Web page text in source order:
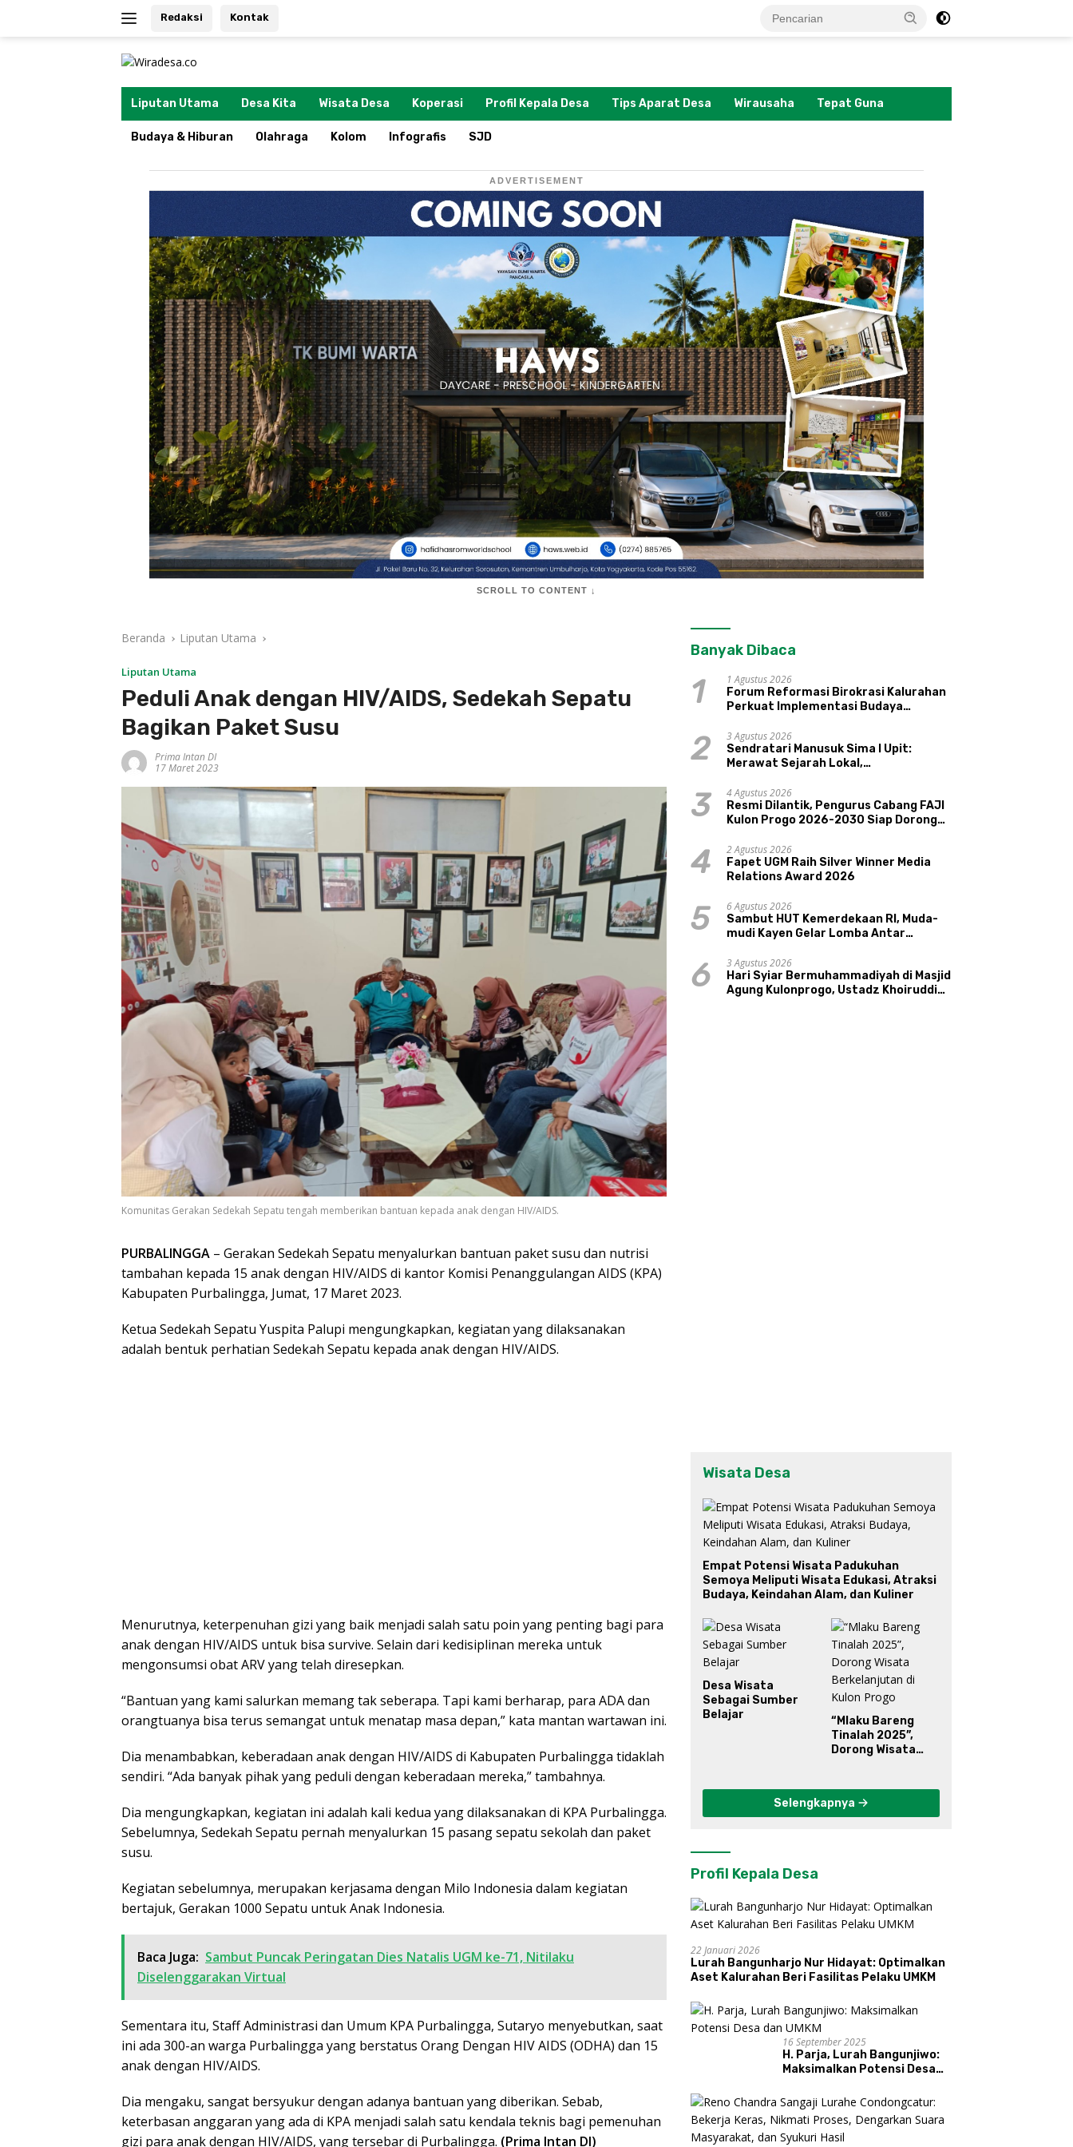
Redaksi Kontak
Liputan Utama Desa Kita Wisata Desa Koperasi Profil Kepala Desa Tips Aparat Desa Wirausaha Tepat Guna
Budaya & Hiburan Olahraga Kolom Infografis SJD
ADVERTISEMENT
SCROLL TO CONTENT ↓
Beranda Liputan Utama
Liputan Utama
Peduli Anak dengan HIV/AIDS, Sedekah Sepatu
Bagikan Paket Susu
Prima Intan DI
17 Maret 2023
Komunitas Gerakan Sedekah Sepatu tengah memberikan bantuan kepada anak dengan HIV/AIDS.
PURBALINGGA – Gerakan Sedekah Sepatu menyalurkan bantuan paket susu dan nutrisi
tambahan kepada 15 anak dengan HIV/AIDS di kantor Komisi Penanggulangan AIDS (KPA)
Kabupaten Purbalingga, Jumat, 17 Maret 2023.
Ketua Sedekah Sepatu Yuspita Palupi mengungkapkan, kegiatan yang dilaksanakan
adalah bentuk perhatian Sedekah Sepatu kepada anak dengan HIV/AIDS.
Menurutnya, keterpenuhan gizi yang baik menjadi salah satu poin yang penting bagi para
anak dengan HIV/AIDS untuk bisa survive. Selain dari kedisiplinan mereka untuk
mengonsumsi obat ARV yang telah diresepkan.
“Bantuan yang kami salurkan memang tak seberapa. Tapi kami berharap, para ADA dan
orangtuanya bisa terus semangat untuk menatap masa depan,” kata mantan wartawan ini.
Dia menambabkan, keberadaan anak dengan HIV/AIDS di Kabupaten Purbalingga tidaklah
sendiri. “Ada banyak pihak yang peduli dengan keberadaan mereka,” tambahnya.
Dia mengungkapkan, kegiatan ini adalah kali kedua yang dilaksanakan di KPA Purbalingga.
Sebelumnya, Sedekah Sepatu pernah menyalurkan 15 pasang sepatu sekolah dan paket
susu.
Kegiatan sebelumnya, merupakan kerjasama dengan Milo Indonesia dalam kegiatan
bertajuk, Gerakan 1000 Sepatu untuk Anak Indonesia.
Baca Juga: Sambut Puncak Peringatan Dies Natalis UGM ke-71, Nitilaku
Diselenggarakan Virtual
Sementara itu, Staff Administrasi dan Umum KPA Purbalingga, Sutaryo menyebutkan, saat
ini ada 300-an warga Purbalingga yang berstatus Orang Dengan HIV AIDS (ODHA) dan 15
anak dengan HIV/AIDS.
Dia mengaku, sangat bersyukur dengan adanya bantuan yang diberikan. Sebab,
keterbasan anggaran yang ada di KPA menjadi salah satu kendala teknis bagi pemenuhan
gizi para anak dengan HIV/AIDS, yang tersebar di Purbalingga. (Prima Intan DI)
Banyak Dibaca
1
1 Agustus 2026
Forum Reformasi Birokrasi Kalurahan
Perkuat Implementasi Budaya
Kepamongan DIY
2
3 Agustus 2026
Sendratari Manusuk Sima I Upit:
Merawat Sejarah Lokal,
Pariwisata, dan Ekologi Klaten
3
4 Agustus 2026
Resmi Dilantik, Pengurus Cabang FAJI
Kulon Progo 2026-2030 Siap Dorong
Sungai Progo
4
2 Agustus 2026
Fapet UGM Raih Silver Winner Media
Relations Award 2026
5
6 Agustus 2026
Sambut HUT Kemerdekaan RI, Muda-
mudi Kayen Gelar Lomba Antar
6
3 Agustus 2026
Hari Syiar Bermuhammadiyah di Masjid
Agung Kulonprogo, Ustadz Khoiruddin
Wisata Desa
Empat Potensi Wisata Padukuhan
Semoya Meliputi Wisata Edukasi, Atraksi
Budaya, Keindahan Alam, dan Kuliner
Desa Wisata
Sebagai Sumber
Belajar
“Mlaku Bareng
Tinalah 2025”,
Dorong Wisata
Selengkapnya
Profil Kepala Desa
22 Januari 2026
Lurah Bangunharjo Nur Hidayat: Optimalkan
Aset Kalurahan Beri Fasilitas Pelaku UMKM
16 September 2025
H. Parja, Lurah Bangunjiwo:
Maksimalkan Potensi Desa